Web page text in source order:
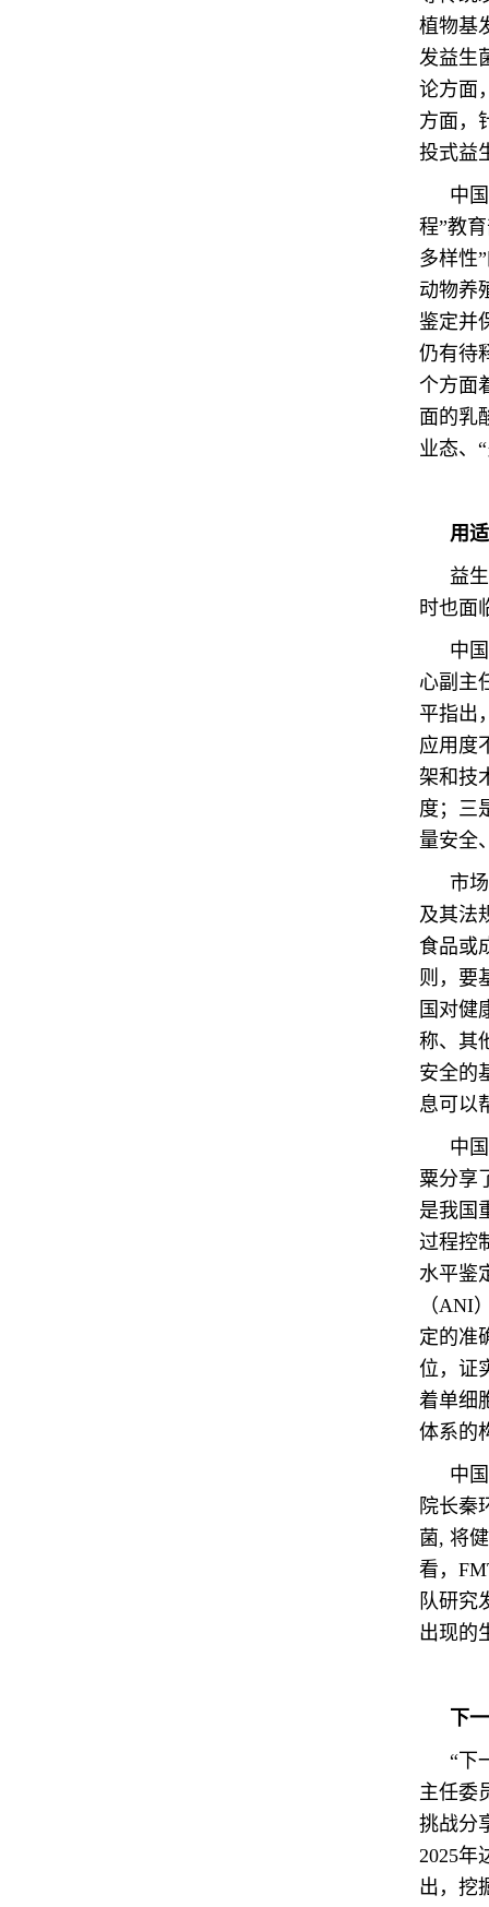
植物基
发益生
论方面
方面，
投式益
中
程”教
多样性
动物养
鉴定并
仍有待
个方面
面的乳
业态、
用
益
时也面
中
心副主
平指出
应用度
架和技
度；三
量安全
市
及其法
食品或
则，要
国对健
称、其
安全的
息可以
中
粟分享
是我国
过程控
水平鉴
（ANI
定的准
位，证
着单细
体系的
中
院长秦
菌, 将
看，
队研究
出现的
下
“下
主任委
挑战分
2025年
出，挖